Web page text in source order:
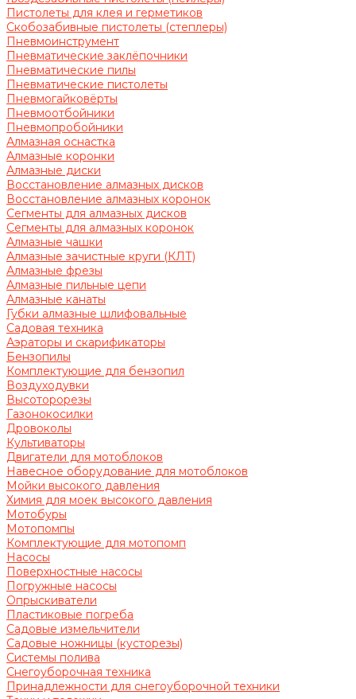
Пистолеты для клея и герметиков
Скобозабивные пистолеты (степлеры)
Пневмоинструмент
Пневматические заклёпочники
Пневматические пилы
Пневматические пистолеты
Пневмогайковёрты
Пневмоотбойники
Пневмопробойники
Алмазная оснастка
Алмазные коронки
Алмазные диски
Восстановление алмазных дисков
Восстановление алмазных коронок
Сегменты для алмазных дисков
Сегменты для алмазных коронок
Алмазные чашки
Алмазные зачистные круги (КЛТ)
Алмазные фрезы
Алмазные пильные цепи
Алмазные канаты
Губки алмазные шлифовальные
Садовая техника
Аэраторы и скарификаторы
Бензопилы
Комплектующие для бензопил
Воздуходувки
Высоторорезы
Газонокосилки
Дровоколы
Культиваторы
Двигатели для мотоблоков
Навесное оборудование для мотоблоков
Мойки высокого давления
Химия для моек высокого давления
Мотобуры
Мотопомпы
Комплектующие для мотопомп
Насосы
Поверхностные насосы
Погружные насосы
Опрыскиватели
Пластиковые погреба
Садовые измельчители
Садовые ножницы (кусторезы)
Системы полива
Снегоуборочная техника
Принадлежности для снегоуборочной техники